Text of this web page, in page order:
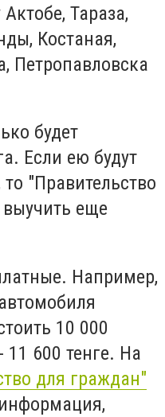
Тараза,
Костаная,
Петропавловска
будет
Если ею будут
"Правительство
еще
Например,
10 000
600 тенге. На
для граждан"